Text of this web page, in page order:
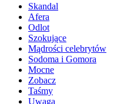
Skandal
Afera
Odlot
Szokujące
Mądrości celebrytów
Sodoma i Gomora
Mocne
Zobacz
Taśmy
Uwaga